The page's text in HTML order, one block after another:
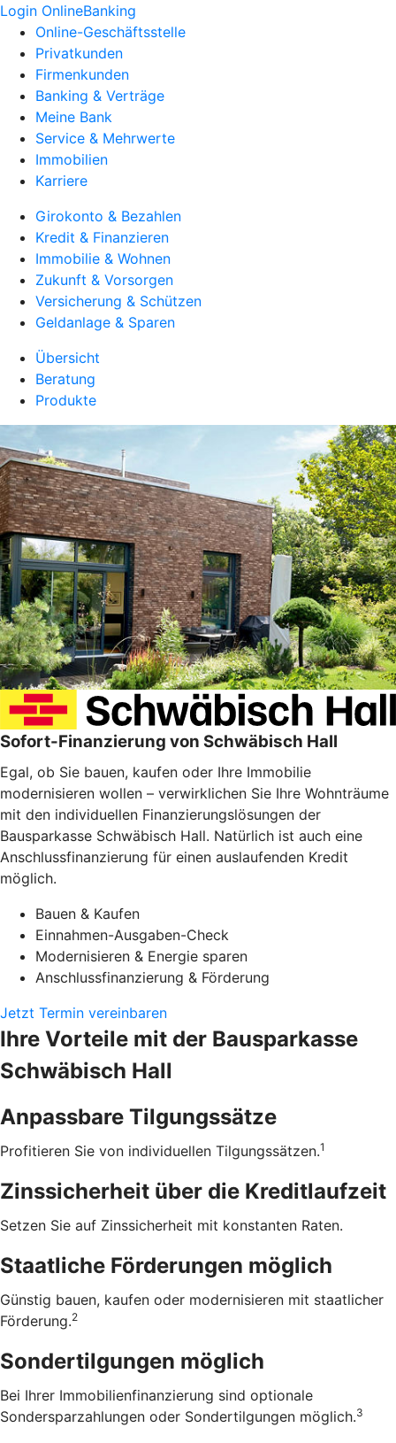
Login OnlineBanking
Online-Geschäftsstelle
Privatkunden
Firmenkunden
Banking & Verträge
Meine Bank
Service & Mehrwerte
Immobilien
Karriere
Girokonto & Bezahlen
Kredit & Finanzieren
Immobilie & Wohnen
Zukunft & Vorsorgen
Versicherung & Schützen
Geldanlage & Sparen
Übersicht
Beratung
Produkte
Sofort-Finanzierung von Schwäbisch Hall
Egal, ob Sie bauen, kaufen oder Ihre Immobilie
modernisieren wollen – verwirklichen Sie Ihre Wohnträume
mit den individuellen Finanzierungslösungen der
Bausparkasse Schwäbisch Hall. Natürlich ist auch eine
Anschlussfinanzierung für einen auslaufenden Kredit
möglich.
Bauen & Kaufen
Einnahmen-Ausgaben-Check
Modernisieren & Energie sparen
Anschlussfinanzierung & Förderung
Jetzt Termin vereinbaren
Ihre Vorteile mit der Bausparkasse
Schwäbisch Hall
Anpassbare Tilgungssätze
Profitieren Sie von individuellen Tilgungssätzen.1
Zinssicherheit über die ­Kreditlaufzeit
Setzen Sie auf Zinssicherheit mit konstanten Raten.
Staatliche Förderungen möglich
Günstig bauen, kaufen oder modernisieren mit staatlicher
Förderung.2
Sondertilgungen möglich
Bei Ihrer Immobilienfinanzierung sind optionale
Sondersparzahlungen oder Sondertilgungen möglich.3